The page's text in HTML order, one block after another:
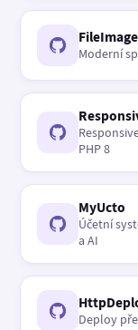
Moderní
PHP 8
MyUcto
Účetní
a AI
Deploy